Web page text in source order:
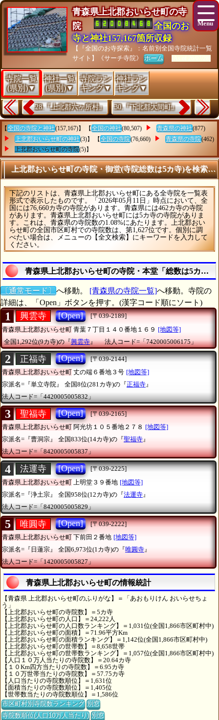
青森県上北郡おいらせ町の寺
院
全国のお
寺と神社157,167箇所収録
【『全国のお寺探索』：名前別全国寺院統計一覧
サイト】《サーチ寺院》ホーム [As of 26/07/28]
寺院一覧
(県別)▼
神社一覧
(県別)▼
寺院ラン
キング▼
神社ラン
キング▼
28.『上北郡六ヶ所村』 30.『下北郡大間町』
【 全国の寺院と神社(157,167)】 【 全国の神社(80,507) 青森県の神社(877)
上北郡おいらせ町の神社(3)】 【 全国の寺院(76,660) 青森県の寺院(462)
上北郡おいらせ町の寺院(5)】
上北郡おいらせ町の寺院・御堂(寺院総数は5カ寺)を検索す
下記のリストは、青森県上北郡おいらせ町にある全寺院を一覧表
形式で表示したものです。「2026年05月11日」時点において、全
国には76,660カ寺の寺院があります。青森県には462カ寺の寺院
があります。青森県上北郡おいらせ町には5カ寺の寺院がありま
す。これは、青森県の寺院数の1.08%にあたります。上北郡おい
らせ町の全国市区町村での寺院数は、第1,627位です。個別に調
べたい場合は、メニューの【全文検索】にキーワードを入力して
ください。
青森県上北郡おいらせ町の寺院・本堂「総数は5カ寺」
〔通常モード〕 へ移動。 [青森県の寺院一覧]へ移動。寺院の
詳細は、「Open」ボタンを押す。(漢字コード順にソート)
1 興雲寺 [Open]
[〒039-2189]
青森県上北郡おいらせ町 青葉７丁目１４０番地１６９ [地図等]
全国1,292位(9カ寺)の『興雲寺』 法人コード=「7420005006175」
2 正福寺 [Open]
[〒039-2144]
青森県上北郡おいらせ町 丈の端６番地３号 [地図等]
宗派名=『単立寺院』
全国8位(281カ寺)の『正福寺』
法人コード=「4420005005832」
3 聖福寺 [Open]
[〒039-2165]
青森県上北郡おいらせ町 阿光坊１０５番地２７８ [地図等]
宗派名=『曹洞宗』
全国833位(14カ寺)の『聖福寺』
法人コード=「8420005005837」
4 法運寺 [Open]
[〒039-2225]
青森県上北郡おいらせ町 上明堂３９番地 [地図等]
宗派名=『浄土宗』
全国958位(12カ寺)の『法運寺 』
法人コード=「8420005005829」
5 唯圓寺 [Open]
[〒039-2222]
青森県上北郡おいらせ町 下前田２番地 [地図等]
宗派名=『日蓮宗』
全国6,973位(1カ寺)の『唯圓寺』
法人コード=「1420005005827」
青森県上北郡おいらせ町の情報統計
【青森県 上北郡おいらせ町のふりがな】＝「あおもりけん おいらせちょ
う」
【上北郡おいらせ町の寺院数】＝5カ寺
【上北郡おいらせ町の人口】＝24,222人
【上北郡おいらせ町の人口数ランキング】＝1,031位(全国1,866市区町村中)
【上北郡おいらせ町の面積】＝71.96平方Km
【上北郡おいらせ町の面積ランキング】＝1,142位(全国1,866市区町村中)
【上北郡おいらせ町の世帯数】＝8,658世帯
【上北郡おいらせ町の世帯数ランキング】＝1,057位(全国1,866市区町村中)
【人口１０万人当たりの寺院数】＝20.64カ寺
【１０Km四方当たりの寺院数】＝6.95カ寺
【１０万世帯当たりの寺院数】＝57.75カ寺
【人口当たりの寺院数順位】＝1,631位
【面積当たりの寺院数順位】＝1,405位
【世帯数当たりの寺院数順位】＝1,586位
市区町村別寺院数ランキング 別窓
寺院数順位(人口10万人当たり) 別窓